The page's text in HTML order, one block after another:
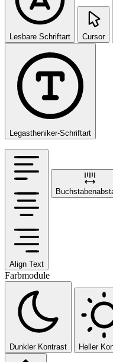
Lesbare Schriftart Cursor
Legastheniker-Schriftart
Align Text
Farbmodule
Dunkler Kontrast Heller